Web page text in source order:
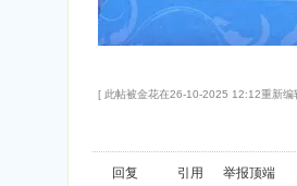
[ 此帖被金花在26-10-2025 12:12重新编
回复 引用 举报顶端